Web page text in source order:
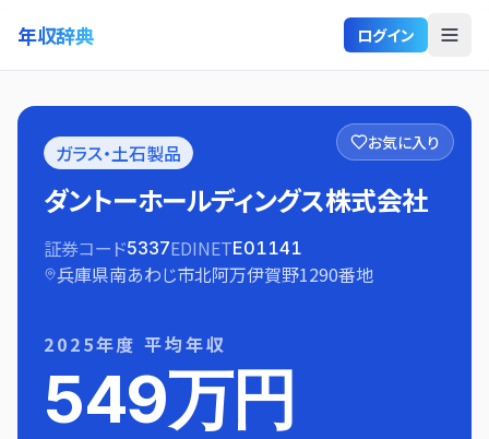
年収辞典 ログイン
お気に入り
ガラス・土石製品
ダントーホールディングス株式会社
証券コード5337EDINETE01141
兵庫県南あわじ市北阿万伊賀野1290番地
2025年度 平均年収
549万円